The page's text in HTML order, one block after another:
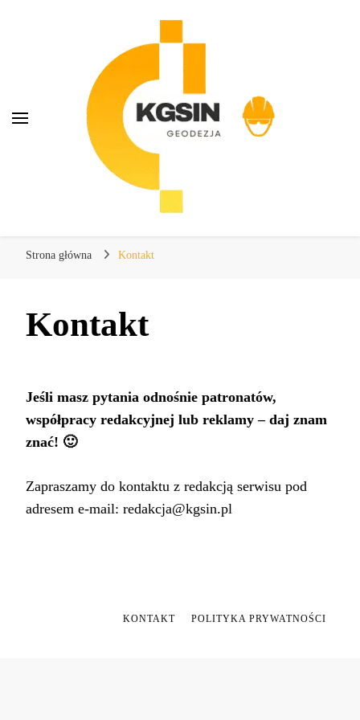
Strona główna Kontakt
Kontakt
Jeśli masz pytania odnośnie patronatów,
współpracy redakcyjnej lub reklamy – daj znam
znać! 🙂
Zapraszamy do kontaktu z redakcją serwisu pod
adresem e-mail: redakcja@kgsin.pl
KONTAKT POLITYKA PRYWATNOŚCI